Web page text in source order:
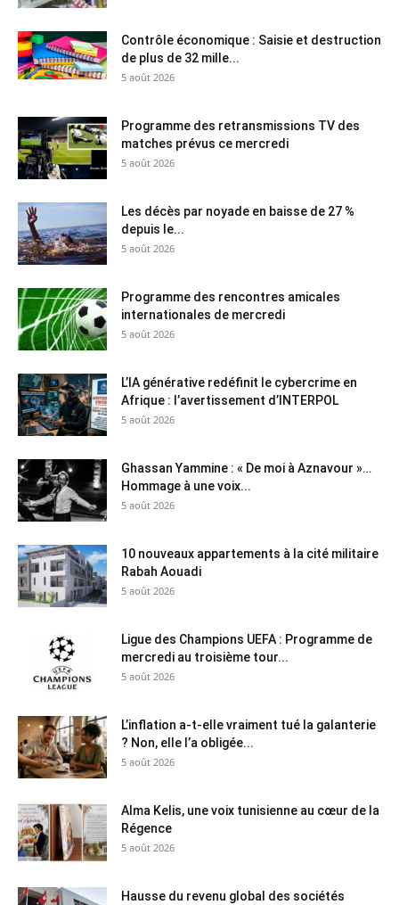
Contrôle économique : Saisie et destruction
de plus de 32 mille...
5 août 2026
Programme des retransmissions TV des
matches prévus ce mercredi
5 août 2026
Les décès par noyade en baisse de 27 %
depuis le...
5 août 2026
Programme des rencontres amicales
internationales de mercredi
5 août 2026
L’IA générative redéfinit le cybercrime en
Afrique : l’avertissement d’INTERPOL
5 août 2026
Ghassan Yammine : « De moi à Aznavour »…
Hommage à une voix...
5 août 2026
10 nouveaux appartements à la cité militaire
Rabah Aouadi
5 août 2026
Ligue des Champions UEFA : Programme de
mercredi au troisième tour...
5 août 2026
L’inflation a-t-elle vraiment tué la galanterie
? Non, elle l’a obligée...
5 août 2026
Alma Kelis, une voix tunisienne au cœur de la
Régence
5 août 2026
Hausse du revenu global des sociétés